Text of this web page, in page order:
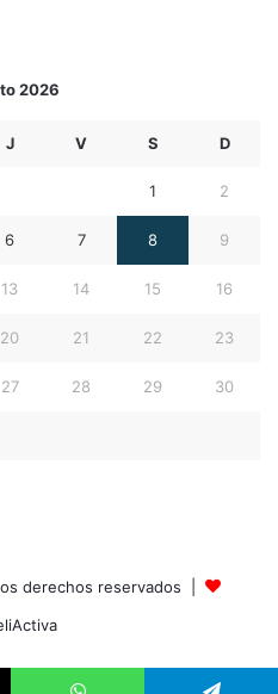
2026
J V S D
1 2
6 7 8 9
13 14 15 16
20 21 22 23
27 28 29 30
derechos reservados |